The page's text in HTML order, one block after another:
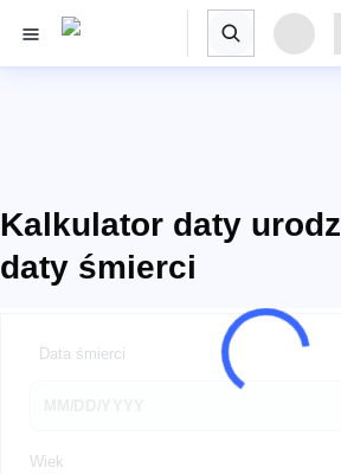
Kalkulator daty
daty śmierci
Data śmierci
Wiek